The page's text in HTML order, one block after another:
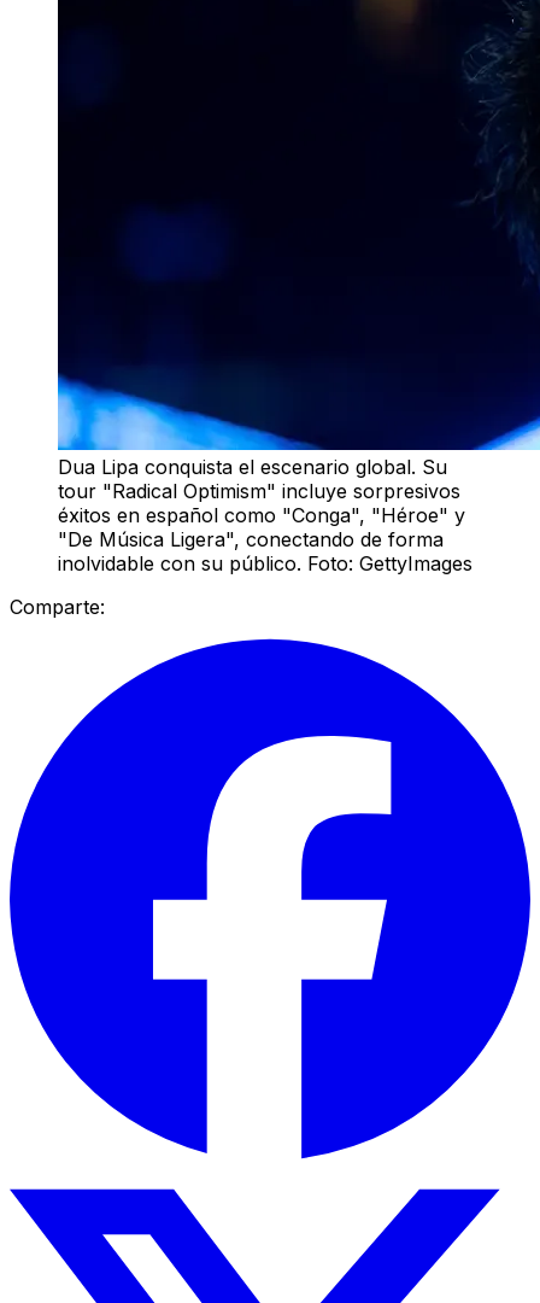
Dua Lipa conquista el escenario global. Su
tour "Radical Optimism" incluye sorpresivos
éxitos en español como "Conga", "Héroe" y
"De Música Ligera", conectando de forma
inolvidable con su público. Foto: GettyImages
Comparte: